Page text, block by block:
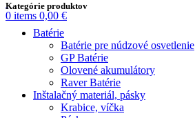
0 items 0,00 €
Kategórie produktov
Batérie
Batérie pre núdzové osvetlenie
GP Batérie
Olovené akumulátory
Raver Batérie
Inštalačný materiál, pásky
Krabice, víčka